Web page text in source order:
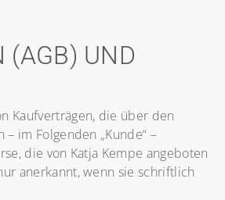
(AGB) UND
Kaufverträgen, die über den
im Folgenden „Kunde“ –
die von Katja Kempe angeboten
anerkannt, wenn sie schriftlich